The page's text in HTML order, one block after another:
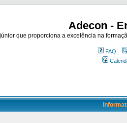
Adecon -
que proporciona a excelência na
FAQ